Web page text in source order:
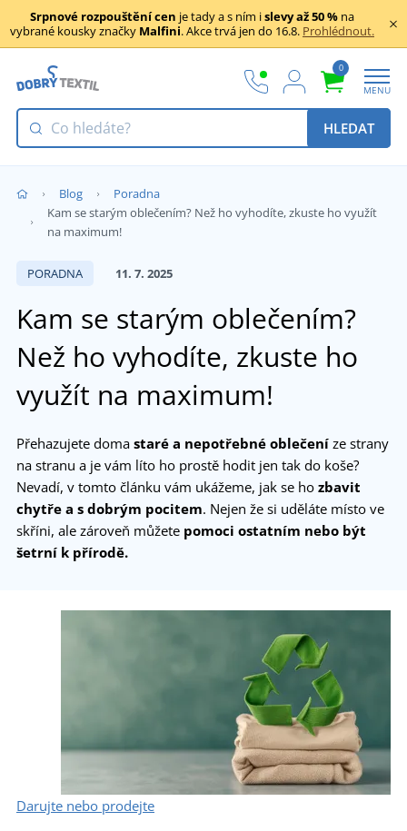
Srpnové rozpouštění cen je tady a s ním islevy až 50 % na
vybrané kousky značky Malfini. Akce trvá jen do 16.8. Prohlédnout.
0
MENU
HLEDAT
Blog
Poradna
Kam se starým oblečením? Než ho vyhodíte, zkuste ho využít
na maximum!
PORADNA 11. 7. 2025
Kam se starým oblečením?
Než ho vyhodíte, zkuste ho
využít na maximum!
Přehazujete doma staré a nepotřebné oblečení ze strany
na stranu a je vám líto ho prostě hodit jen tak do koše?
Nevadí, v tomto článku vám ukážeme, jak se ho zbavit
chytře a s dobrým pocitem. Nejen že si uděláte místo ve
skříni, ale zároveň můžete pomoci ostatním nebo být
šetrní k přírodě.
Darujte nebo prodejte